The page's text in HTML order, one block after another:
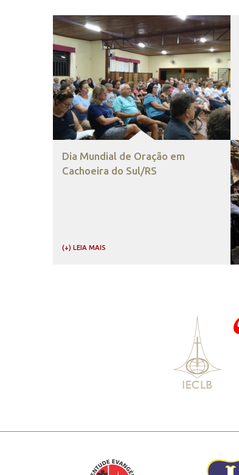
Dia Mundial de Oração em
Cachoeira do Sul/RS
(+) LEIA MAIS